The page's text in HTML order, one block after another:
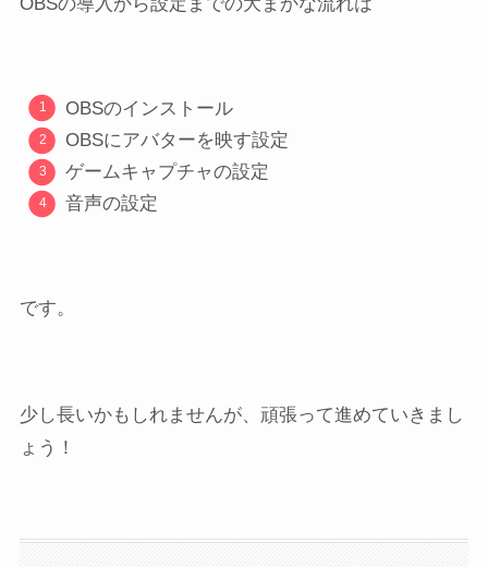
OBSのインストール
OBSにアバターを映す設定
ゲームキャプチャの設定
音声の設定
です。
少し長いかもしれませんが、頑張って進めていきまし
ょう！